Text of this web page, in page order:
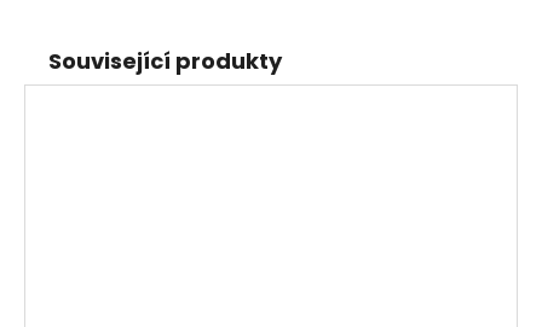
Související produkty